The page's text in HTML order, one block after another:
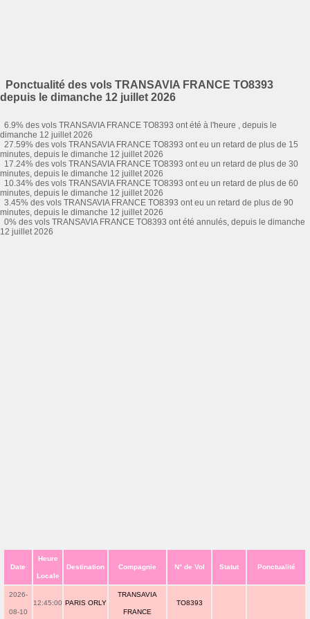
Ponctualité des vols TRANSAVIA FRANCE TO8393
depuis le dimanche 12 juillet 2026
6.9% des vols TRANSAVIA FRANCE TO8393 ont été à l'heure , depuis le
dimanche 12 juillet 2026
27.59% des vols TRANSAVIA FRANCE TO8393 ont eu un retard de plus de 15
minutes, depuis le dimanche 12 juillet 2026
17.24% des vols TRANSAVIA FRANCE TO8393 ont eu un retard de plus de 30
minutes, depuis le dimanche 12 juillet 2026
10.34% des vols TRANSAVIA FRANCE TO8393 ont eu un retard de plus de 60
minutes, depuis le dimanche 12 juillet 2026
3.45% des vols TRANSAVIA FRANCE TO8393 ont eu un retard de plus de 90
minutes, depuis le dimanche 12 juillet 2026
0% des vols TRANSAVIA FRANCE TO8393 ont été annulés, depuis le dimanche
12 juillet 2026
Date
Heure
Locale
Destination Compagnie N° de Vol Statut Ponctualité
2026-
08-10
12:45:00 PARIS ORLY
TRANSAVIA
FRANCE
TO8393